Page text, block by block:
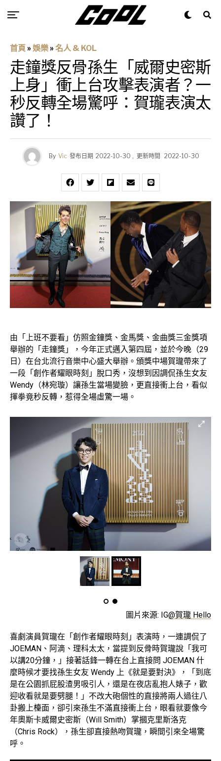
首頁 » 娛樂 » 名人 & KOL
走鐘獎反骨孫生「威爾史密斯
上身」衝上台攻擊表演者？一
秒反轉全場驚呼：賀瓏表演太
讚了！
By Vic 發布日期 2022-10-30 , 更新時間 2022-10-30
由「上班不要看」仿照金鐘獎、金馬獎、金曲獎三金獎項
舉辦的「走鐘獎」，今年正式邁入第四屆，並於今晚（29
日）在台北流行音樂中心盛大舉辦。頒獎中場賀瓏帶來了
一段「創作者耀眼時刻」脫口秀，沒想到因調侃孫生女友
Wendy（林宛璇）讓孫生當場變臉，更直接衝上台，看似
揮拳竟秒反轉，惹得全場虛驚一場。
圖片來源: IG@賀瓏 Hello
喜劇演員賀瓏在「創作者耀眼時刻」表演時，一連調侃了
JOEMAN、阿滴、理科太太，當提到反骨時賀瓏說「我可
以講20分鐘，」接著話鋒一轉在台上直接問 JOEMAN 什
麼時候才要找孫生女友 Wendy 上《就是要對決》，「到底
是在公園抓屁股渣男吸引人，還是在夜店亂抱人婊子，歡
迎收看就是要劈腿！」不改大砲個性的直接將兩人過往八
卦搬上檯面，卻引來孫生不滿直接衝上台，眼看就要像今
年奧斯卡威爾史密斯（Will Smith）掌摑克里斯洛克
（Chris Rock），孫生卻直接熱吻賀瓏，瞬間引來全場驚
呼。